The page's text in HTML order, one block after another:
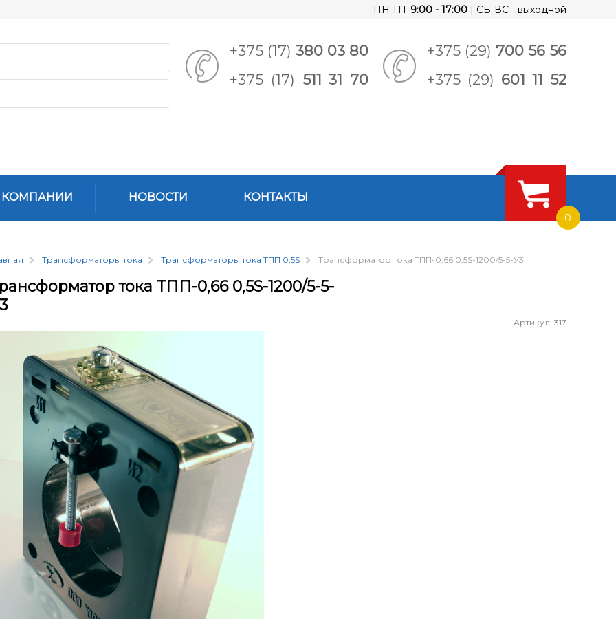
ПН-ПТ 9:00 - 17:00 | СБ-ВС - выходной
+375 (17) 380 03 80
+375 (17) 511 31 70
+375 (29) 700 56 56
+375 (29) 601 11 52
НОВОСТИ КОНТАКТЫ
0
Трансформаторы тока Трансформаторы тока ТПП 0,5S Трансформатор тока ТПП-0,66 0,5S-1200/5-5-У3
тока ТПП-0,66 0,5S-1200/5-5-
Артикул: 317